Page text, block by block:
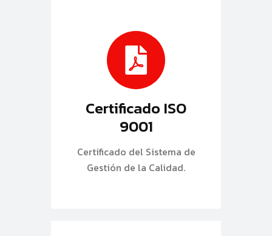
Certificado ISO
9001
Certificado del Sistema de
Gestión de la Calidad.